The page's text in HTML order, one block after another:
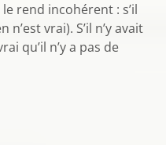
rend incohérent : s’il
vrai). S’il n’y avait
qu’il n’y a pas de